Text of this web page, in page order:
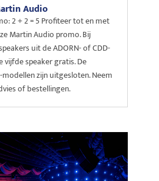
Audio
2 + 2 = 5 Profiteer tot en met
Martin Audio promo. Bij
uit de ADORN- of CDD-
vijfde speaker gratis. De
zijn uitgesloten. Neem
of bestellingen.